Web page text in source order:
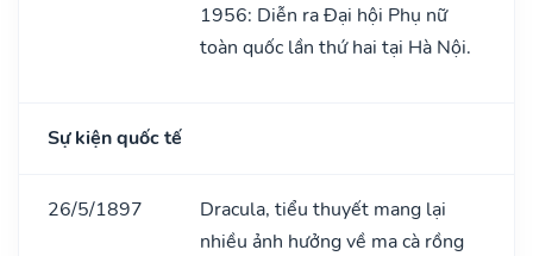
1956: Diễn ra Đại hội Phụ nữ
toàn quốc lần thứ hai tại Hà Nội.
Sự kiện quốc tế
26/5/1897
Dracula, tiểu thuyết mang lại
nhiều ảnh hưởng về ma cà rồng